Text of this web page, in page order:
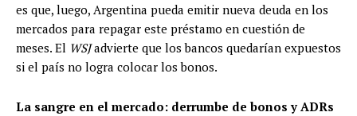
es que, luego, Argentina pueda emitir nueva deuda en los
mercados para repagar este préstamo en cuestión de
meses. El WSJadvierte que los bancos quedarían expuestos
si el país no logra colocar los bonos.
La sangre en el mercado: derrumbe de bonos y ADRs